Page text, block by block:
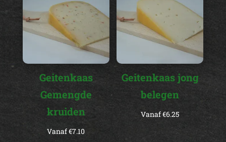
Geitenkaas
Gemengde
kruiden
Vanaf€7.10
Geitenkaas jong
belegen
Vanaf€6.25